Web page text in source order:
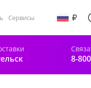
Сервисы
8-